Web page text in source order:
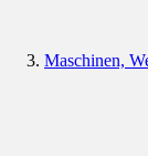
Maschinen,